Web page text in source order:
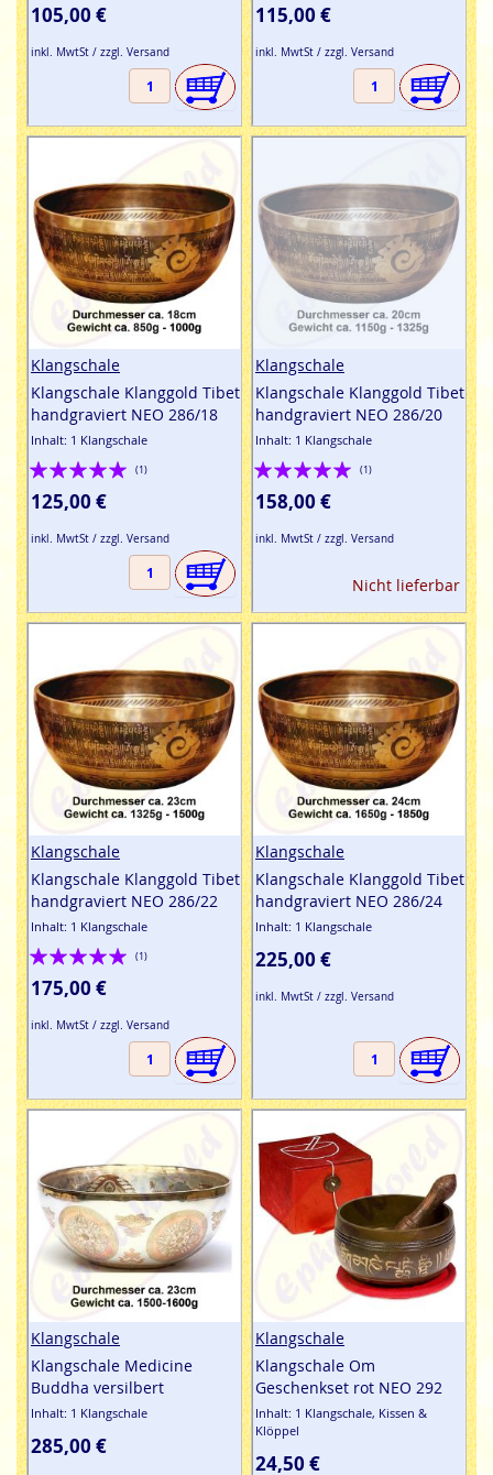
105,00 €
inkl. MwtSt / zzgl. Versand
115,00 €
inkl. MwtSt / zzgl. Versand
Klangschale
Klangschale Klanggold Tibet
handgraviert NEO 286/18
Inhalt: 1 Klangschale
Bewertung:
100%
(1)
125,00 €
inkl. MwtSt / zzgl. Versand
Klangschale
Klangschale Klanggold Tibet
handgraviert NEO 286/20
Inhalt: 1 Klangschale
Bewertung:
100%
(1)
158,00 €
inkl. MwtSt / zzgl. Versand
Nicht lieferbar
Klangschale
Klangschale Klanggold Tibet
handgraviert NEO 286/22
Inhalt: 1 Klangschale
Bewertung:
100%
(1)
175,00 €
inkl. MwtSt / zzgl. Versand
Klangschale
Klangschale Klanggold Tibet
handgraviert NEO 286/24
Inhalt: 1 Klangschale
225,00 €
inkl. MwtSt / zzgl. Versand
Klangschale
Klangschale Medicine
Buddha versilbert
Inhalt: 1 Klangschale
285,00 €
Klangschale
Klangschale Om
Geschenkset rot NEO 292
Inhalt: 1 Klangschale, Kissen &
Klöppel
24,50 €